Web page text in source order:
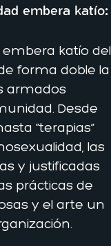
embera katío:
katío del
forma doble la
armados
Desde
“terapias”
las
y justificadas
prácticas de
y el arte un